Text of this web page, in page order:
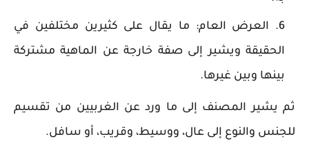
العرض العام: ما يقال على كثيرين مختلفين في
الحقيقة ويشير إلى صفة خارجة عن الماهية مشتركة
بينها وبين غيرها.
ثم يشير المصنف إلى ما ورد عن الغربيين من تقسيم
للجنس والنوع إلى عال، ووسيط، وقريب، أو سافل.